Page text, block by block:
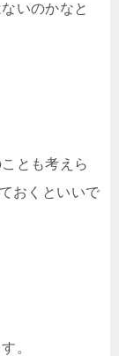
いのかなと
とも考えら
おくといいで
。